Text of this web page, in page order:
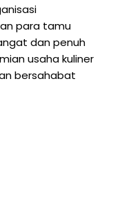
para tamu
dan penuh
usaha kuliner
bersahabat